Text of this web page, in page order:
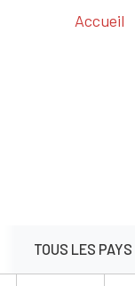
Accueil
TOUS LES PAYS